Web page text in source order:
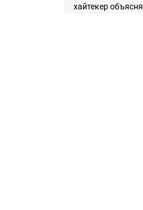
хайтекер